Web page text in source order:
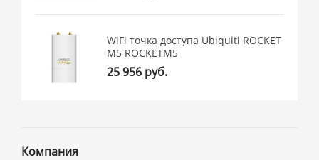
WiFi точка доступа Ubiquiti ROCKET
M5 ROCKETM5
25 956 руб.
Компания